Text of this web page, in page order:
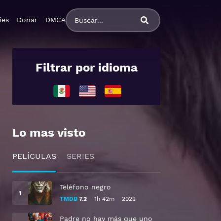
Donar DMCA
Filtrar por idioma
Lo mas visto
PELÍCULAS SERIES
Teléfono negro
TMDB 7.2 1h 42m 2022
Padre no hay más que uno